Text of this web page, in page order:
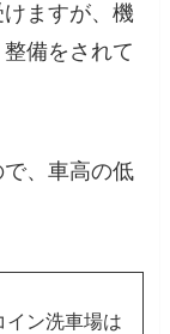
ますが、機
備をされて
、車高の低
イン洗車場は